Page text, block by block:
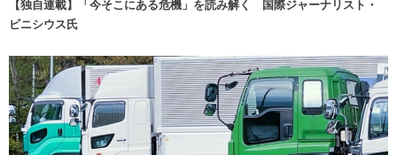
【独自連載】「今そこにある危機」を読み解く 国際ジャーナリスト・
ビニシウス氏